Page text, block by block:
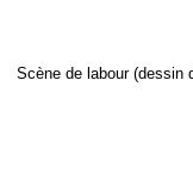
Scène de labour (dessin